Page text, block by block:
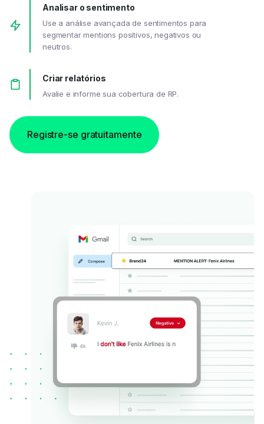
Analisar o sentimento
Use a análise avançada de sentimentos para
segmentar mentions positivos, negativos ou
neutros.
Criar relatórios
Avalie e informe sua cobertura de RP.
Registre-se gratuitamente